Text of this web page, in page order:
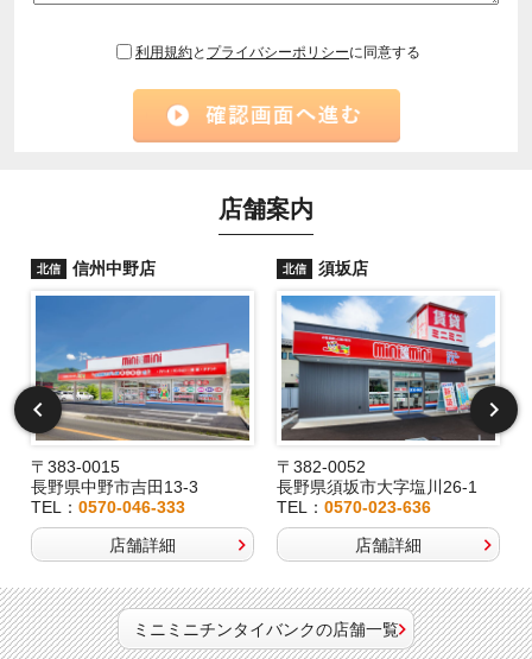
利用規約と プライバシーポリシーに同意する
店舗案内
北信 信州中野店
〒383-0015
長野県中野市吉田13-3
TEL： 0570-046-333
店舗詳細
北信 須坂店
〒382-0052
長野県須坂市大字塩川26-1
TEL：0570-023-636
店舗詳細
ミニミニチンタイバンクの店舗一覧